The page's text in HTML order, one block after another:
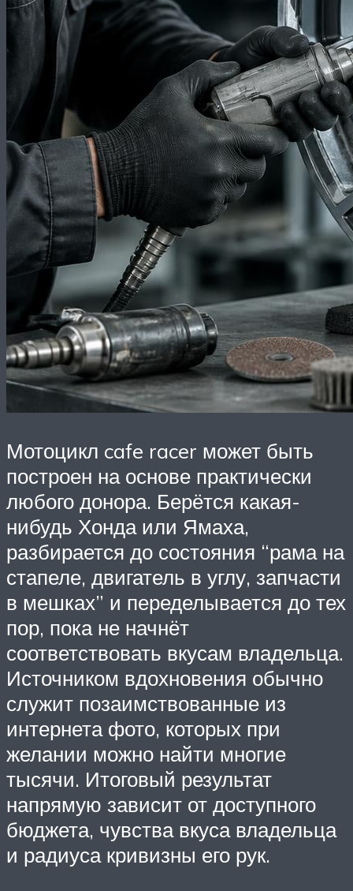
Мотоцикл cafe racer может быть
построен на основе практически
любого донора. Берётся какая-
нибудь Хонда или Ямаха,
разбирается до состояния “рама на
стапеле, двигатель в углу, запчасти
в мешках” и переделывается до тех
пор, пока не начнёт
соответствовать вкусам владельца.
Источником вдохновения обычно
служит позаимствованные из
интернета фото, которых при
желании можно найти многие
тысячи. Итоговый результат
напрямую зависит от доступного
бюджета, чувства вкуса владельца
и радиуса кривизны его рук.